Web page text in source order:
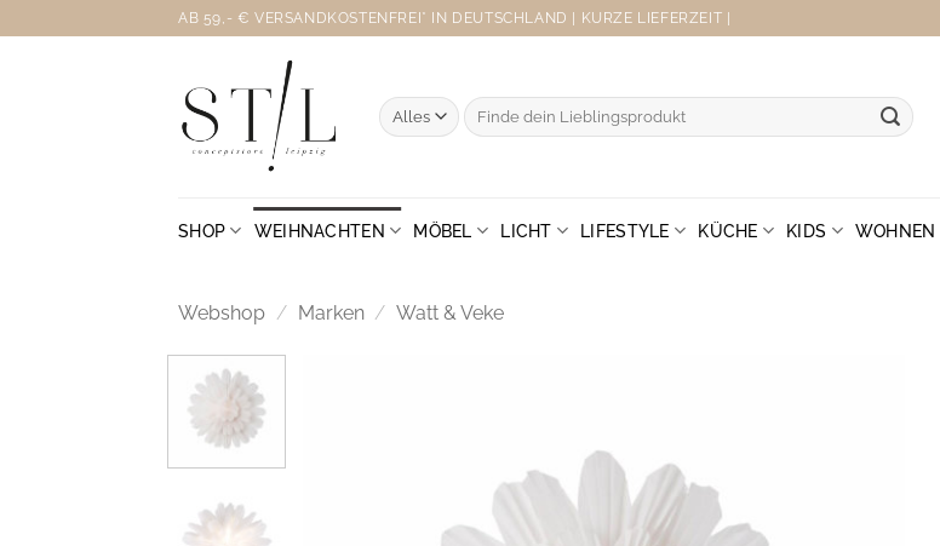
Inhalt
AB 59,- € VERSANDKOSTENFREI* IN DEUTSCHLAND | KURZE LIEFERZEIT |
Suche
nach:
SHOP WEIHNACHTEN MÖBEL LICHT LIFESTYLE KÜCHE KIDS WOHNEN
Webshop / Marken / Watt & Veke